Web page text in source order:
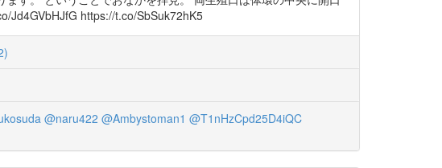
Jd4GVbHJfG https://t.co/SbSuk72hK5
@naru422 @Ambystoman1 @T1nHzCpd25D4iQC